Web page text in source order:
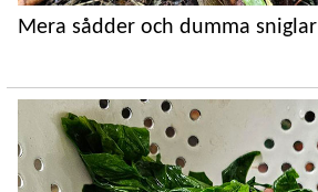
Mera sådder och dumma sniglar